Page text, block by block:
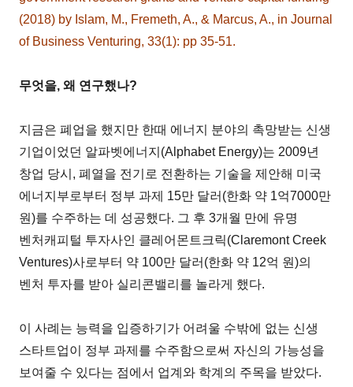
(2018) by Islam, M., Fremeth, A., & Marcus, A., in Journal
of Business Venturing, 33(1): pp 35-51.
무엇을, 왜 연구했나?
지금은 폐업을 했지만 한때 에너지 분야의 촉망받는 신생
기업이었던 알파벳에너지(Alphabet Energy)는 2009년
창업 당시, 폐열을 전기로 전환하는 기술을 제안해 미국
에너지부로부터 정부 과제 15만 달러(한화 약 1억7000만
원)를 수주하는 데 성공했다. 그 후 3개월 만에 유명
벤처캐피털 투자사인 클레어몬트크릭(Claremont Creek
Ventures)사로부터 약 100만 달러(한화 약 12억 원)의
벤처 투자를 받아 실리콘밸리를 놀라게 했다.
이 사례는 능력을 입증하기가 어려울 수밖에 없는 신생
스타트업이 정부 과제를 수주함으로써 자신의 가능성을
보여줄 수 있다는 점에서 업계와 학계의 주목을 받았다.